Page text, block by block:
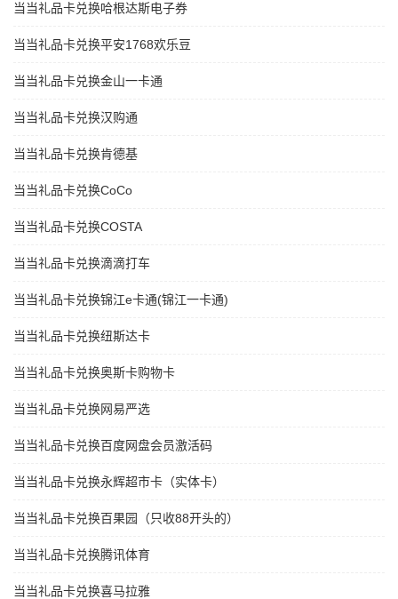
当当礼品卡兑换哈根达斯电子券
当当礼品卡兑换平安1768欢乐豆
当当礼品卡兑换金山一卡通
当当礼品卡兑换汉购通
当当礼品卡兑换肯德基
当当礼品卡兑换CoCo
当当礼品卡兑换COSTA
当当礼品卡兑换滴滴打车
当当礼品卡兑换锦江e卡通(锦江一卡通)
当当礼品卡兑换纽斯达卡
当当礼品卡兑换奥斯卡购物卡
当当礼品卡兑换网易严选
当当礼品卡兑换百度网盘会员激活码
当当礼品卡兑换永辉超市卡（实体卡）
当当礼品卡兑换百果园（只收88开头的）
当当礼品卡兑换腾讯体育
当当礼品卡兑换喜马拉雅